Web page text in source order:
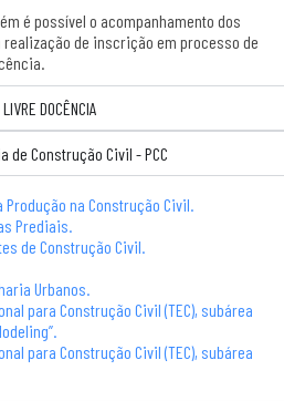
é possível o acompanhamento dos
de inscrição em processo de
DOCÊNCIA
de Construção Civil - PCC
Produção na Construção Civil.
Prediais.
de Construção Civil.
Urbanos.
para Construção Civil (TEC), subárea
para Construção Civil (TEC), subárea